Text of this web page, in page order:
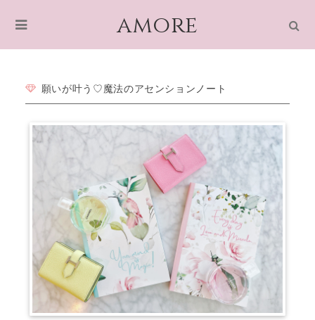
amore
願いが叶う♡魔法のアセンションノート